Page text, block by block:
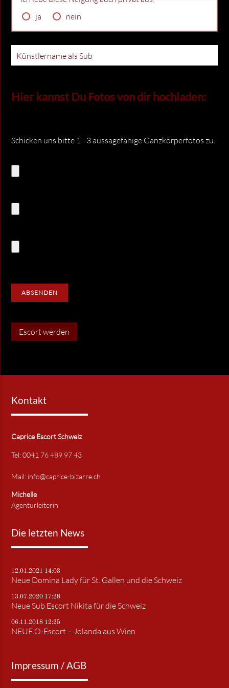
ja
nein
Künstlername als Sub
Hier kannst Du Fotos von dir hochladen:
Schicken uns bitte 1 - 3 aussagefähige Ganzkörperfotos zu.
ABSENDEN
Escort werden
Kontakt
Caprice Escort Schweiz
Tel: 0041 76 489 97 43
Mail: info@caprice-bizarre.ch
Michelle
Agenturleiterin
Die letzten News
12.01.2021 14:03
Neue Domina Lady für St. Gallen und die Schweiz
13.07.2020 17:28
Neue Sub Escort Nikita für die Schweiz
06.11.2018 12:25
NEUE O-Escort – Jolanda aus Wien
Impressum / AGB